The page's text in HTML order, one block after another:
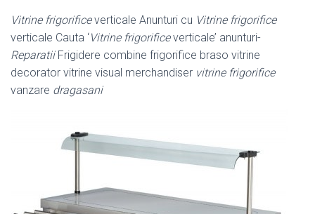
Vitrine frigorificeverticale Anunturi cu Vitrine frigorifice
verticale Cauta ‘Vitrine frigorificeverticale’ anunturi-
ReparatiiFrigidere combine frigorifice braso vitrine
decorator vitrine visual merchandiser vitrine frigorifice
vanzare dragasani